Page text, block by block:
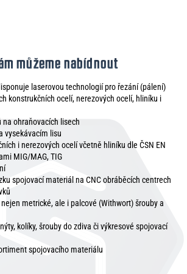
můžeme nabídnout
laserovou technologií pro řezání (pálení)
konstrukčních ocelí, nerezových ocelí, hliníku i
na ohraňovacích lisech
vysekávacím lisu
i nerezových ocelí včetně hliníku dle ČSN EN
MIG/MAG, TIG
spojovací materiál na CNC obráběcích centrech
metrické, ale i palcové (Withwort) šrouby a
kolíky, šrouby do zdiva či výkresové spojovací
spojovacího materiálu